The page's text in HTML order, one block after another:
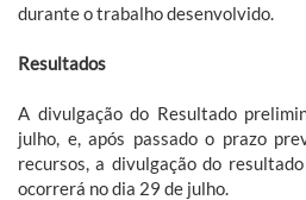
durante o trabalho desenvolvido.
Resultados
A divulgação do Resultado
julho, e, após passado o prazo
recursos, a divulgação do
ocorrerá no dia 29 de julho.